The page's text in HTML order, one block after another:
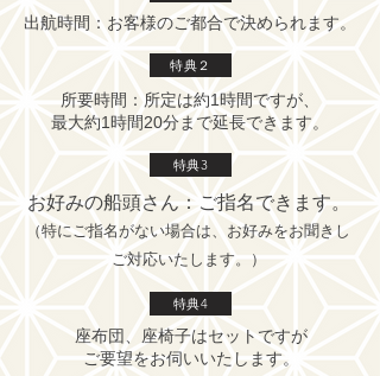
出航時間：お客様のご都合で決められます。
特典２
所要時間：所定は約1時間ですが、
最大約1時間20分まで延長できます。
特典3
お好みの船頭さん：ご指名できます。
（特にご指名がない場合は、お好みをお聞きし
ご対応いたします。）
特典4
座布団、座椅子はセットですが
ご要望をお伺いいたします。